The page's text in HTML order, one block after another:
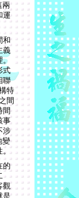
兩
運
和
義
式
聯
特
間
間
事
涉
變
的
觀
是